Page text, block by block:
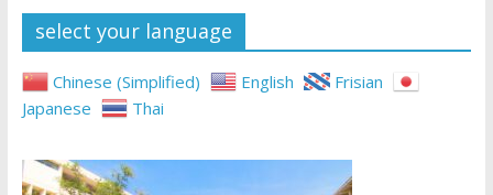
select your language
Chinese (Simplified) English
Frisian
Japanese
Thai